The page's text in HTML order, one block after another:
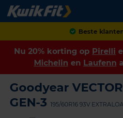
Achteraf
Nu 20% korting op Pirelli
Michelin en Laufenn
Goodyear
GEN-3 195/60R16 93V